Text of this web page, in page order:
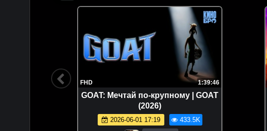
FHD 1:39:46
GOAT: Мечтай по-крупному | GOAT
(2026)
2026-06-01 17:19 433.5K